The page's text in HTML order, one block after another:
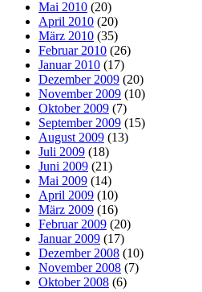
Mai 2010 (20)
April 2010 (20)
März 2010 (35)
Februar 2010 (26)
Januar 2010 (17)
Dezember 2009 (20)
November 2009 (10)
Oktober 2009 (7)
September 2009 (15)
August 2009 (13)
Juli 2009 (18)
Juni 2009 (21)
Mai 2009 (14)
April 2009 (10)
März 2009 (16)
Februar 2009 (20)
Januar 2009 (17)
Dezember 2008 (10)
November 2008 (7)
Oktober 2008 (6)